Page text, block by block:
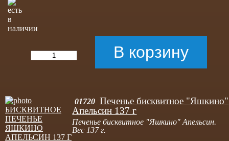
01720 Печенье бисквитное "Яшкино"
Апельсин 137 г
Печенье бисквитное "Яшкино" Апельсин.
Вес 137 г.